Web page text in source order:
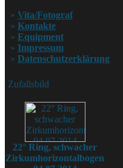
» Vita/Fotograf
» Kontakte
» Equipment
» Impressum
» Datenschutzerklärung
Zufallsbild
22° Ring, schwacher
Zirkumhorizontalbogen